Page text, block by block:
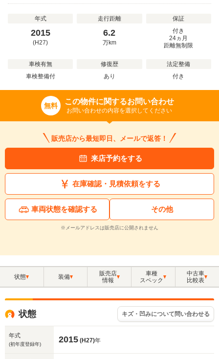
年式
2015
(H27)
走行距離
6.2
万km
保証
付き
24ヵ月
距離無制限
車検有無
車検整備付
修復歴
あり
法定整備
付き
無料 この物件に関するお問い合わせ
お問い合わせの内容を選択してください
販売店から最短即日、メールで返答！
来店予約をする
在庫確認・見積依頼をする
車両状態を確認する その他
※メールアドレスは販売店に公開されません
状態 装備
販売店
情報
車種
スペック
中古車
比較表
状態 キズ・凹みについて問い合わせる
年式
(初年度登録年) 2015 (H27)年